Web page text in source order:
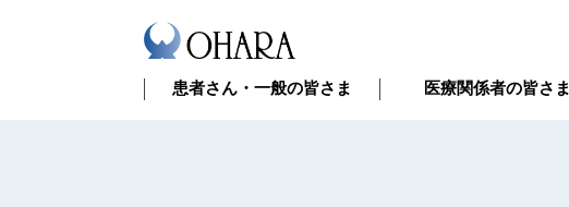
患者さん・一般の皆さま 医療関係者の皆さま